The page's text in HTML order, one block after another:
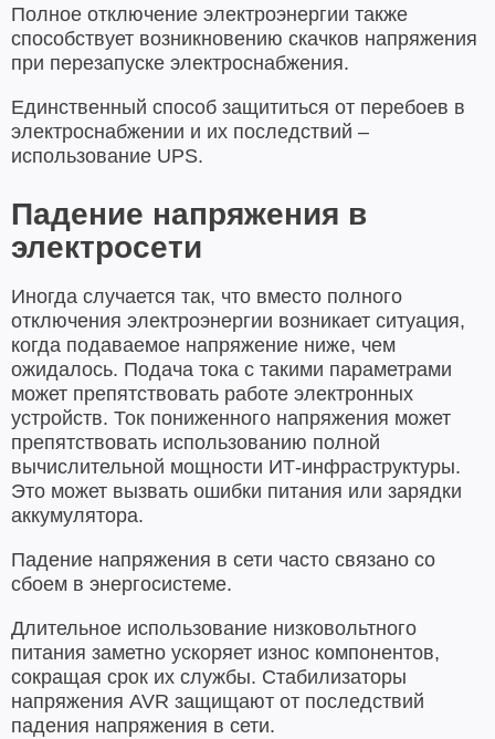
Полное отключение электроэнергии также
способствует возникновению скачков напряжения
при перезапуске электроснабжения.
Единственный способ защититься от перебоев в
электроснабжении и их последствий –
использование UPS.
Падение напряжения в
электросети
Иногда случается так, что вместо полного
отключения электроэнергии возникает ситуация,
когда подаваемое напряжение ниже, чем
ожидалось. Подача тока с такими параметрами
может препятствовать работе электронных
устройств. Ток пониженного напряжения может
препятствовать использованию полной
вычислительной мощности ИТ-инфраструктуры.
Это может вызвать ошибки питания или зарядки
аккумулятора.
Падение напряжения в сети часто связано со
сбоем в энергосистеме.
Длительное использование низковольтного
питания заметно ускоряет износ компонентов,
сокращая срок их службы. Стабилизаторы
напряжения AVR защищают от последствий
падения напряжения в сети.